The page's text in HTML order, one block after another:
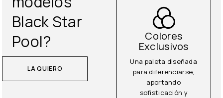
Black Star
Pool?
LA QUIERO
Colores
Exclusivos
Una paleta diseñada
para diferenciarse,
aportando
sofisticación y